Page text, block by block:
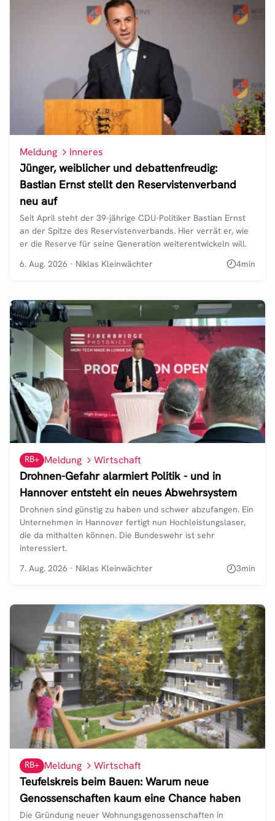
Meldung Inneres
Jünger, weiblicher und debattenfreudig:
Bastian Ernst stellt den Reservistenverband
neu auf
Seit April steht der 39-jährige CDU-Politiker Bastian Ernst
an der Spitze des Reservistenverbands. Hier verrät er, wie
er die Reserve für seine Generation weiterentwickeln will.
6. Aug. 2026 · Niklas Kleinwächter 4min
RB+ Meldung Wirtschaft
Drohnen-Gefahr alarmiert Politik - und in
Hannover entsteht ein neues Abwehrsystem
Drohnen sind günstig zu haben und schwer abzufangen. Ein
Unternehmen in Hannover fertigt nun Hochleistungslaser,
die da mithalten können. Die Bundeswehr ist sehr
interessiert.
7. Aug. 2026 · Niklas Kleinwächter 3min
RB+ Meldung Wirtschaft
Teufelskreis beim Bauen: Warum neue
Genossenschaften kaum eine Chance haben
Die Gründung neuer Wohnungsgenossenschaften in